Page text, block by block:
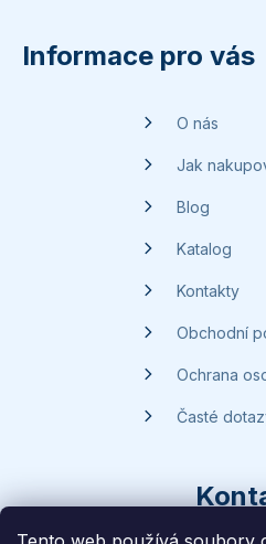
Informace pro vás
O nás
Jak
Blog
Katalog
Kontakty
Obchodní
Ochrana
Časté